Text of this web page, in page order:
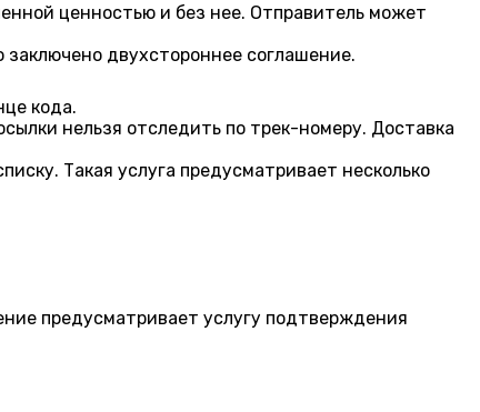
ценностью и без нее. Отправитель может
двухстороннее соглашение.
кода.
нельзя отследить по трек-номеру. Доставка
Такая услуга предусматривает несколько
предусматривает услугу подтверждения